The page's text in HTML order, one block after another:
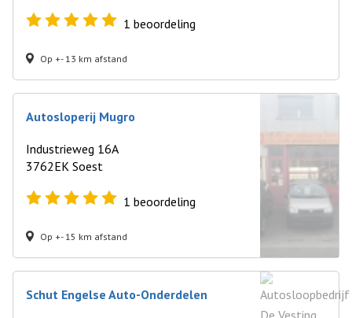
1 beoordeling
Op +- 13 km afstand
Autosloperij Mugro
Industrieweg 16A
3762EK Soest
1 beoordeling
Op +- 15 km afstand
Schut Engelse Auto-Onderdelen